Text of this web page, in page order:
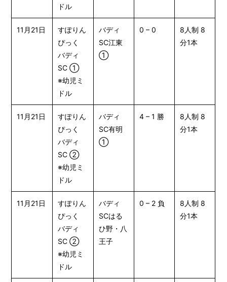
ドル
11月21日
すぽりん
ぴっく
バディ
SC ①
※幼児ミ
ドル
バディ
SC江東
①
0 – 0
8人制 8
分1本
11月21日
すぽりん
ぴっく
バディ
SC ②
※幼児ミ
ドル
バディ
SC有明
①
4 – 1 勝
8人制 8
分1本
11月21日
すぽりん
ぴっく
バディ
SC ②
※幼児ミ
ドル
バディ
SCはる
ひ野・八
王子
0 – 2 負
8人制 8
分1本